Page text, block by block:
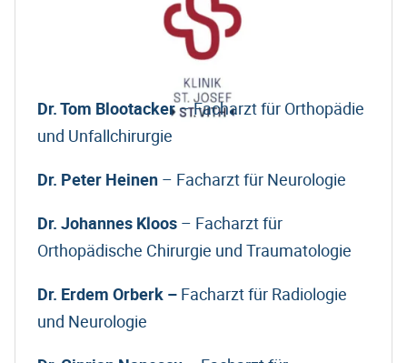
Dr. Tom Blootacker– Facharzt für Orthopädie
und Unfallchirurgie
Dr. Peter Heinen – Facharzt für Neurologie
Dr. Johannes Kloos – Facharzt für
Orthopädische Chirurgie und Traumatologie
Dr. Erdem Orberk – Facharzt für Radiologie
und Neurologie